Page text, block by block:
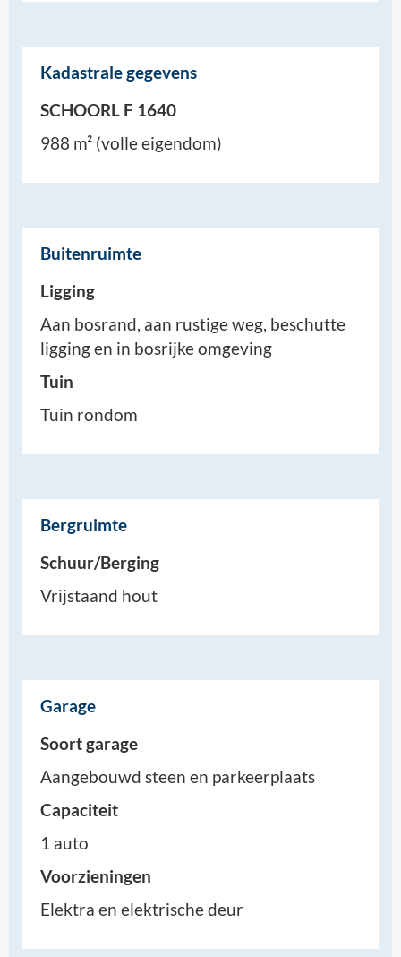
Kadastrale gegevens
SCHOORL F 1640
988 m² (volle eigendom)
Buitenruimte
Ligging
Aan bosrand, aan rustige weg, beschutte
ligging en in bosrijke omgeving
Tuin
Tuin rondom
Bergruimte
Schuur/Berging
Vrijstaand hout
Garage
Soort garage
Aangebouwd steen en parkeerplaats
Capaciteit
1 auto
Voorzieningen
Elektra en elektrische deur